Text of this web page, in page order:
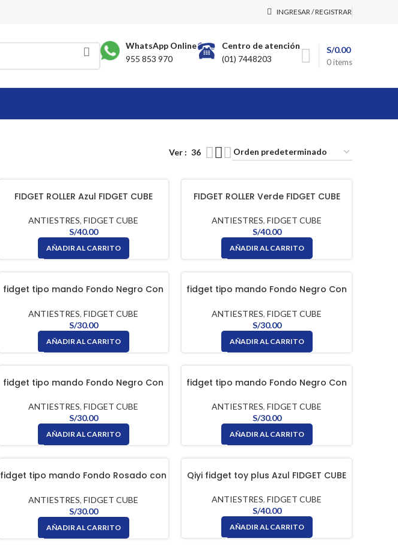
INGRESAR / REGISTRAR
WhatsApp Online
955 853 970
Centro de atención
(01) 7448203
0items
S/0.00
Ver 36
FIDGET ROLLER Azul FIDGET CUBE
ANTIESTRES,FIDGET CUBE
S/40.00
AÑADIR AL CARRITO
FIDGET ROLLER Verde FIDGET CUBE
ANTIESTRES,FIDGET CUBE
S/40.00
AÑADIR AL CARRITO
fidget tipo mando Fondo Negro Con
ANTIESTRES,FIDGET CUBE
S/30.00
AÑADIR AL CARRITO
fidget tipo mando Fondo Negro Con
ANTIESTRES,FIDGET CUBE
S/30.00
AÑADIR AL CARRITO
fidget tipo mando Fondo Negro Con
ANTIESTRES,FIDGET CUBE
S/30.00
AÑADIR AL CARRITO
fidget tipo mando Fondo Negro Con
ANTIESTRES,FIDGET CUBE
S/30.00
AÑADIR AL CARRITO
fidget tipo mando Fondo Rosado con
ANTIESTRES,FIDGET CUBE
S/30.00
AÑADIR AL CARRITO
Qiyi fidget toy plus Azul FIDGET CUBE
ANTIESTRES,FIDGET CUBE
S/40.00
AÑADIR AL CARRITO